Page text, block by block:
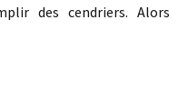
des cendriers. Alors